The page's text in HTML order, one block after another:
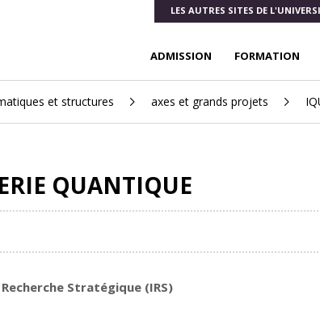
LES AUTRES SITES DE
ADMISSION FORMATION
et structures axes et grands projets
QUANTIQUE
Stratégique (IRS)